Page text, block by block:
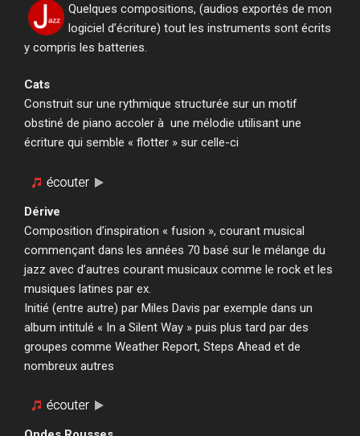
Quelques compositions, (audios exportés de mon
logiciel d’écriture) tout les instruments sont écrits
y compris les batteries.
Cats
Construit sur une rythmique structurée sur un motif
obstiné de piano accoler à une mélodie utilisant une
écriture qui semble « flotter » sur celle-ci
Dérive
Composition d’inspiration « fusion », courant musical
commençant dans les années 70 basé sur le mélange du
jazz avec d’autres courant musicaux comme le rock et les
musiques latines par ex.
Initié (entre autre) par Miles Davis par exemple dans un
album intitulé « In a Silent Way » puis plus tard par des
groupes comme Weather Report, Steps Ahead et de
nombreux autres